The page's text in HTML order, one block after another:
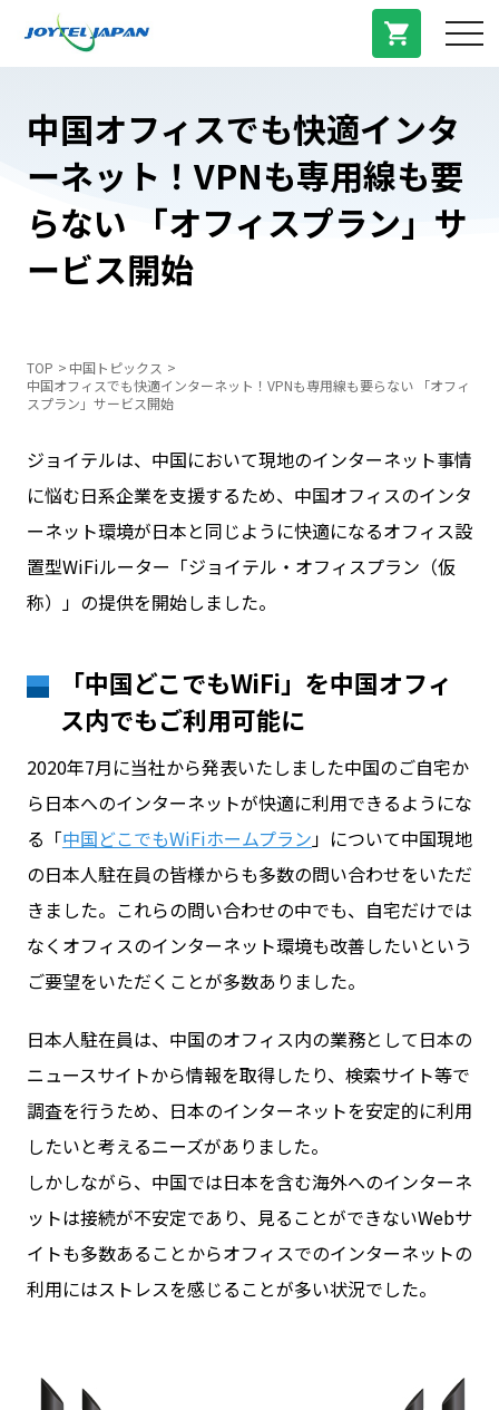
お問い合わせ
料金プラン
プラン/商品
中国トピックス
法人登録
中国オフィスでも快適インタ
ーネット！VPNも専用線も要
らない 「オフィスプラン」サ
ービス開始
TOP
中国トピックス
中国オフィスでも快適インターネット！VPNも専用線も要らない 「オフィ
スプラン」サービス開始
ジョイテルは、中国において現地のインターネット事情
に悩む日系企業を支援するため、中国オフィスのインタ
ーネット環境が日本と同じように快適になるオフィス設
置型WiFiルーター「ジョイテル・オフィスプラン（仮
称）」の提供を開始しました。
「中国どこでもWiFi」を中国オフィ
ス内でもご利用可能に
2020年7月に当社から発表いたしました中国のご自宅か
ら日本へのインターネットが快適に利用できるようにな
る「中国どこでもWiFiホームプラン」について中国現地
の日本人駐在員の皆様からも多数の問い合わせをいただ
きました。これらの問い合わせの中でも、自宅だけでは
なくオフィスのインターネット環境も改善したいという
ご要望をいただくことが多数ありました。
日本人駐在員は、中国のオフィス内の業務として日本の
ニュースサイトから情報を取得したり、検索サイト等で
調査を行うため、日本のインターネットを安定的に利用
したいと考えるニーズがありました。
しかしながら、中国では日本を含む海外へのインターネ
ットは接続が不安定であり、見ることができないWebサ
イトも多数あることからオフィスでのインターネットの
利用にはストレスを感じることが多い状況でした。